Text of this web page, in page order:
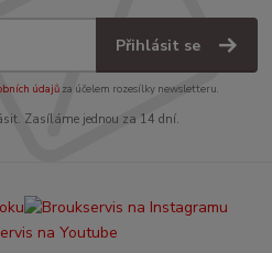
Přihlásit se
údajůza účelem rozesílky newsletteru.
Zasíláme jednou za 14 dní.